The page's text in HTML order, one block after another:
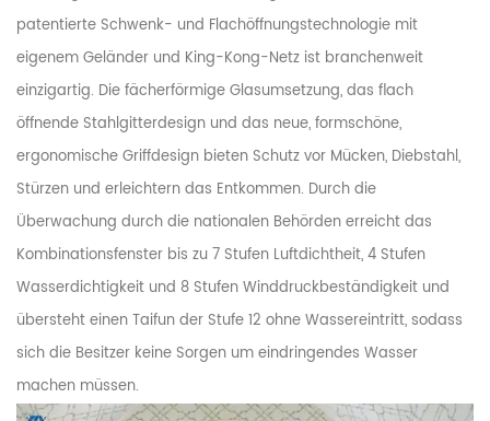
patentierte Schwenk- und Flachöffnungstechnologie mit
eigenem Geländer und King-Kong-Netz ist branchenweit
einzigartig. Die fächerförmige Glasumsetzung, das flach
öffnende Stahlgitterdesign und das neue, formschöne,
ergonomische Griffdesign bieten Schutz vor Mücken, Diebstahl,
Stürzen und erleichtern das Entkommen. Durch die
Überwachung durch die nationalen Behörden erreicht das
Kombinationsfenster bis zu 7 Stufen Luftdichtheit, 4 Stufen
Wasserdichtigkeit und 8 Stufen Winddruckbeständigkeit und
übersteht einen Taifun der Stufe 12 ohne Wassereintritt, sodass
sich die Besitzer keine Sorgen um eindringendes Wasser
machen müssen.